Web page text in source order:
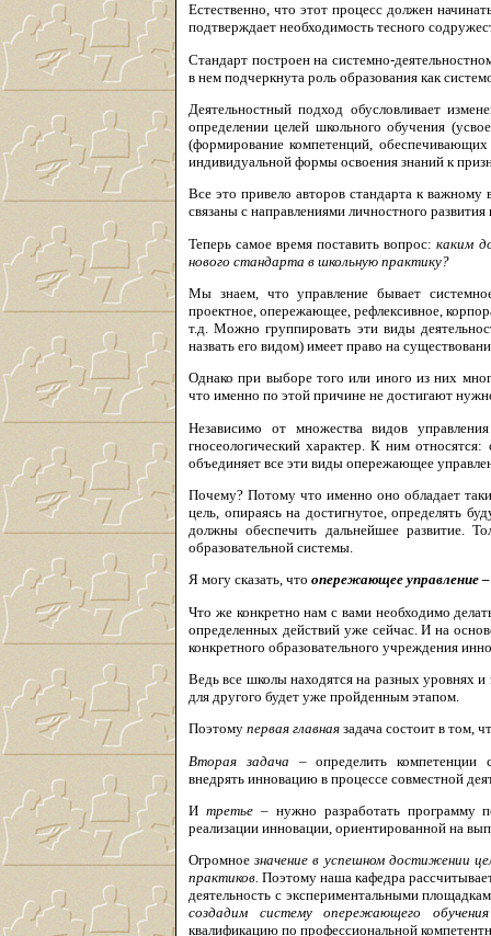
Естественно, что этот процесс должен
подтверждает необходимость тесного
Стандарт построен на системно-
в нем подчеркнута роль образования как
Деятельностный подход обусловливает
определении целей школьного обучения
(формирование компетенций,
индивидуальной формы освоения знаний к
Все это привело авторов стандарта к
связаны с направлениями личностного
Теперь самое время поставить вопрос:каким
нового стандарта в школьную практику?
Мы знаем, что управление бывает
проектное, опережающее, рефлексивное,
т.д. Можно группировать эти виды
назвать его видом) имеет право на
Однако при выборе того или иного из них
что именно по этой причине не достигают
Независимо от множества видов
гносеологический характер. К ним
объединяет все эти виды опережающее
Почему? Потому что именно оно обладает
цель, опираясь на достигнутое, определять
должны обеспечить дальнейшее развитие.
образовательной системы.
Я могу сказать, что опережающее управление
Что же конкретно нам с вами необходимо
определенных действий уже сейчас. И на
конкретного образовательного учреждения
Ведь все школы находятся на разных уровнях
для другого будет уже пройденным этапом.
Поэтому первая главная задача состоит в том,
Вторая задача – определить компетенции
внедрять инновацию в процессе совместной
И третье – нужно разработать программу
реализации инновации, ориентированной на
Огромноезначение в успешном достижении
практиков. Поэтому наша кафедра
деятельность с экспериментальными
создадим систему опережающего
квалификацию по профессиональной